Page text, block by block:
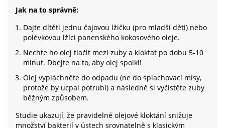
Jak na to správně:
Dajte dítěti jednu čajovou lžičku (pro mladší děti) nebo
polévkovou lžíci panenského kokosového oleje.
Nechte ho olej tlačit mezi zuby a kloktat po dobu 5-10
minut. Dbejte na to, aby olej spolkl!
Olej vypláchněte do odpadu (ne do splachovací mísy,
protože by ucpal potrubí) a následně si vyčistěte zuby
běžným způsobem.
Studie ukazují, že pravidelné olejové kloktání snižuje
množství bakterií v ústech srovnatelně s klasickým